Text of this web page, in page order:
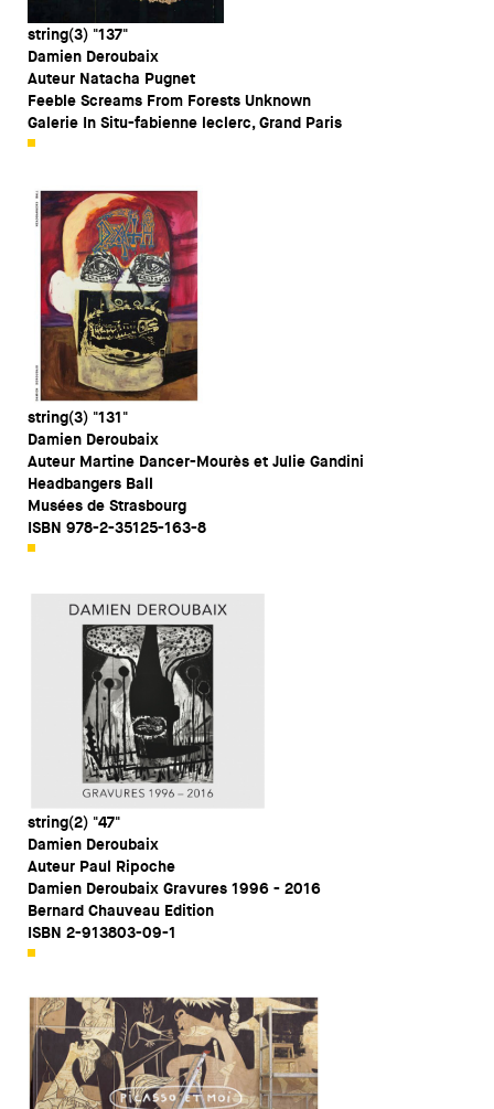
string(3) "137"
Damien Deroubaix
Auteur Natacha Pugnet
Feeble Screams From Forests Unknown
Galerie In Situ-fabienne leclerc, Grand Paris
string(3) "131"
Damien Deroubaix
Auteur Martine Dancer-Mourès et Julie Gandini
Headbangers Ball
Musées de Strasbourg
ISBN 978-2-35125-163-8
string(2) "47"
Damien Deroubaix
Auteur Paul Ripoche
Damien Deroubaix Gravures 1996 - 2016
Bernard Chauveau Edition
ISBN 2-913803-09-1